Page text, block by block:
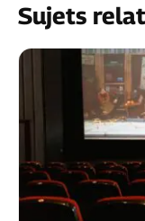
Sujets